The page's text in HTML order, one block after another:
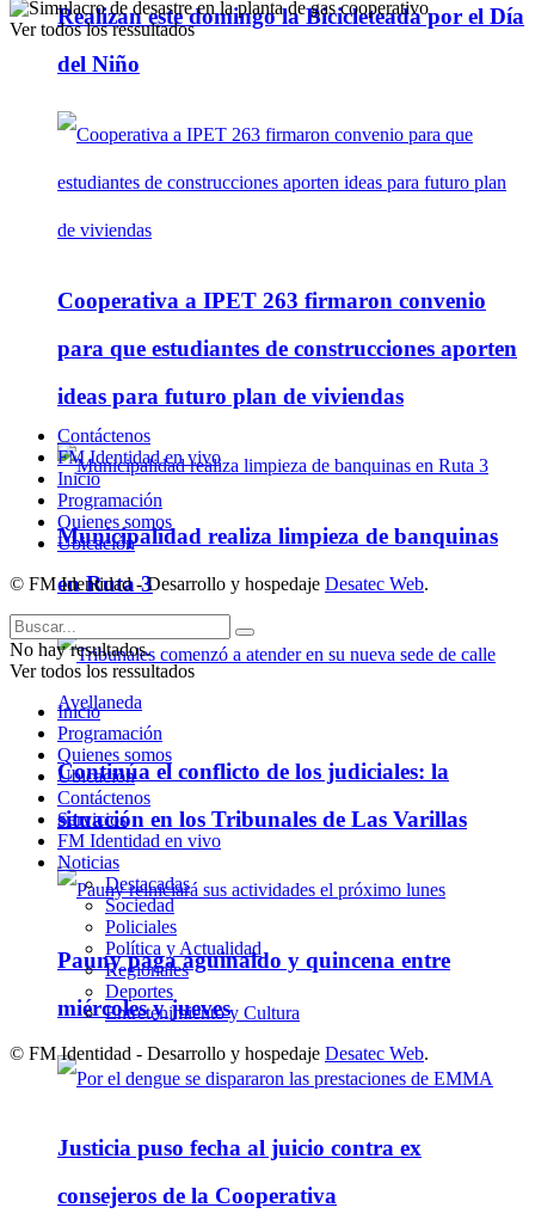
Realizan este domingo la Bicicleteada por el Día
del Niño
Cooperativa a IPET 263 firmaron convenio
para que estudiantes de construcciones aporten
ideas para futuro plan de viviendas
Municipalidad realiza limpieza de banquinas
en Ruta 3
Continúa el conflicto de los judiciales: la
situación en los Tribunales de Las Varillas
Pauny paga aguinaldo y quincena entre
miércoles y jueves
Justicia puso fecha al juicio contra ex
consejeros de la Cooperativa
Ver todos los ressultados
Contáctenos
FM Identidad en vivo
Inicio
Programación
Quienes somos
Ubicación
© FM Identidad - Desarrollo y hospedaje Desatec Web.
No hay resultados.
Ver todos los ressultados
Inicio
Programación
Quienes somos
Ubicación
Contáctenos
Servicios
FM Identidad en vivo
Noticias
Destacadas
Sociedad
Policiales
Política y Actualidad
Regionales
Deportes
Entretenimiento y Cultura
© FM Identidad - Desarrollo y hospedaje Desatec Web.